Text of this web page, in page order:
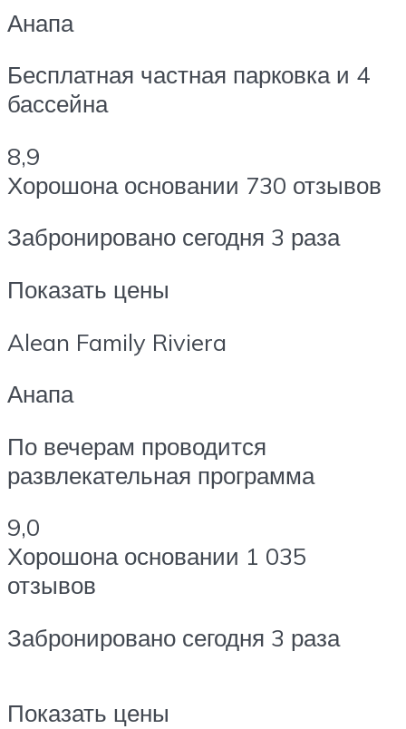
Анапа
Бесплатная частная парковка и 4
бассейна
8,9
Хорошона основании 730 отзывов
Забронировано сегодня 3 раза
Показать цены
Alean Family Riviera
Анапа
По вечерам проводится
развлекательная программа
9,0
Хорошона основании 1 035
отзывов
Забронировано сегодня 3 раза
Показать цены